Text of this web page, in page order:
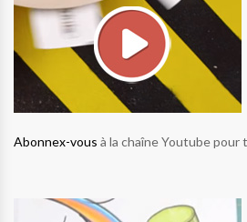
Abonnex-vous à la chaîne Youtube